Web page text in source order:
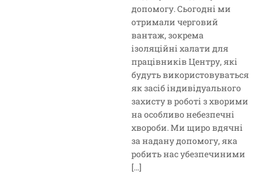
допомогу. Сьогодні ми
отримали черговий
вантаж, зокрема
ізоляційні халати для
працівників Центру, які
будуть використовуваться
як засіб індивідуального
захисту в роботі з хворими
на особливо небезпечні
хвороби. Ми щиро вдячні
за надану допомогу, яка
робить нас убезпечиними
[…]